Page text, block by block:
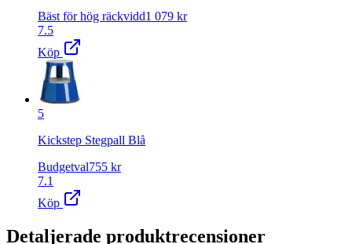
Bäst för hög räckvidd1 079 kr
7.5
Köp
5
Kickstep Stegpall Blå
Budgetval755 kr
7.1
Köp
Detaljerade produktrecensioner